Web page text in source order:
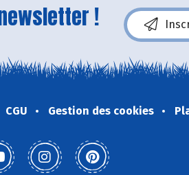
!
CGU Gestion des cookies